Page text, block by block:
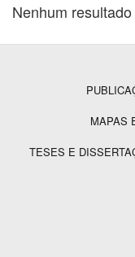
Subtema
Nenhum
RodapéMAPAS
TESES E